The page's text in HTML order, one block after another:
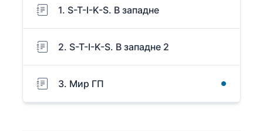
1. S-T-I-K-S. В западне
2. S-T-I-K-S. В западне 2
3. Мир ГП